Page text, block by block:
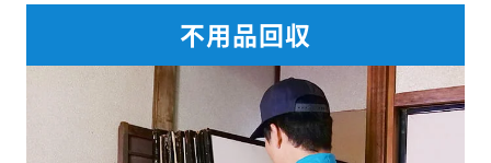
不用品回収